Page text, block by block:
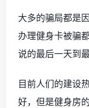
大多的骗局都是
办理健身卡被骗
说的最后一天到
目前人们的建设
好，但是健身房